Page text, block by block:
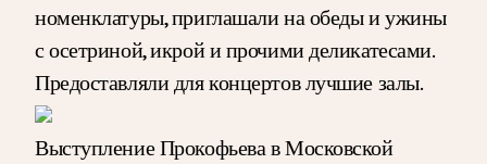
номенклатуры, приглашали на обеды и ужины
с осетриной, икрой и прочими деликатесами.
Предоставляли для концертов лучшие залы.
Выступление Прокофьева в Московской